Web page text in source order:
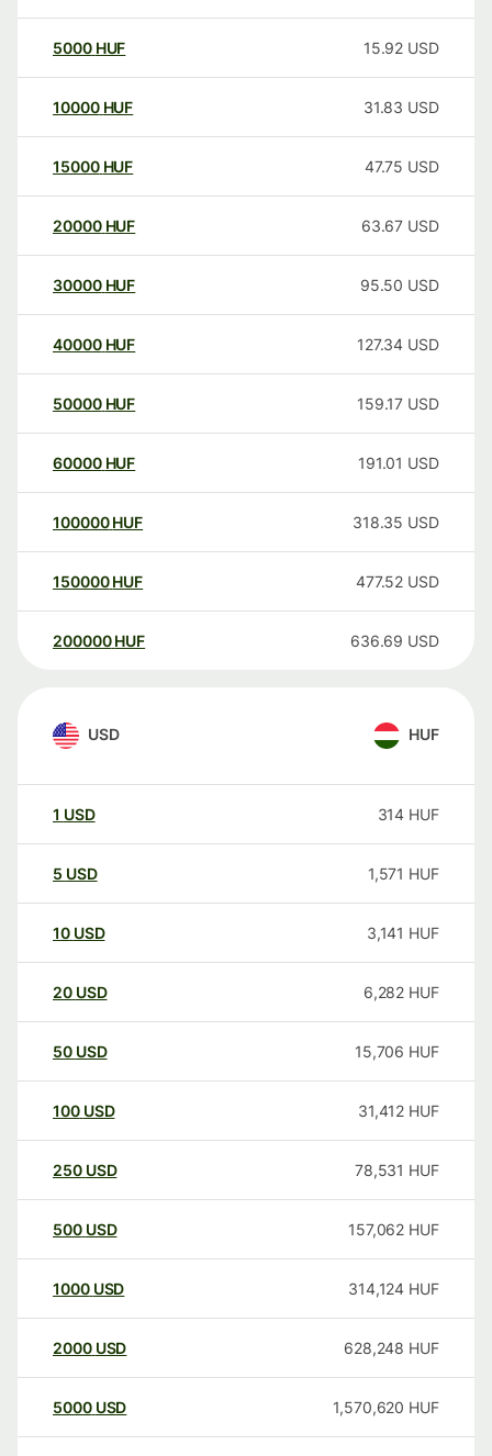
5000 HUF 15.92 USD
10000 HUF 31.83 USD
15000 HUF 47.75 USD
20000 HUF 63.67 USD
30000 HUF 95.50 USD
40000 HUF 127.34 USD
50000 HUF 159.17 USD
60000 HUF 191.01 USD
100000 HUF 318.35 USD
150000 HUF 477.52 USD
200000 HUF 636.69 USD
USD HUF
1 USD 314 HUF
5 USD 1,571 HUF
10 USD 3,141 HUF
20 USD 6,282 HUF
50 USD 15,706 HUF
100 USD 31,412 HUF
250 USD 78,531 HUF
500 USD 157,062 HUF
1000 USD 314,124 HUF
2000 USD 628,248 HUF
5000 USD 1,570,620 HUF